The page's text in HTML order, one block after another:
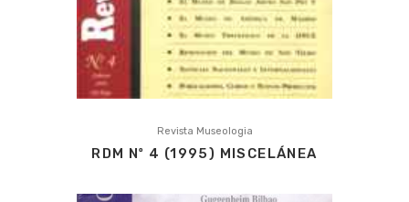
Revista Museologia
RDM Nº 4 (1995) MISCELÁNEA